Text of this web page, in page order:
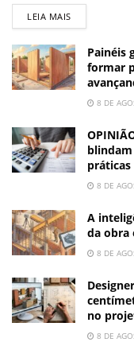
LEIA MAIS
Painéis
formar
8 DE
8 DE
A
da obra
8 DE
no
8 DE